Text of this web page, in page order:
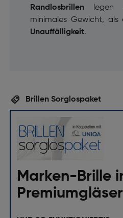
Randlosbrillenlegen
minimales Gewicht,
Unauffälligkeit.
Brillen Sorglospaket
Marken-Brille